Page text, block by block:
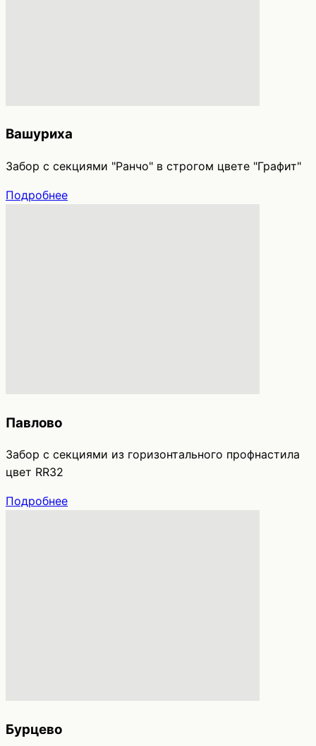
Вашуриха
Забор с секциями "Ранчо" в строгом цвете "Графит"
Подробнее
Павлово
Забор с секциями из горизонтального профнастила
цвет RR32
Подробнее
Бурцево